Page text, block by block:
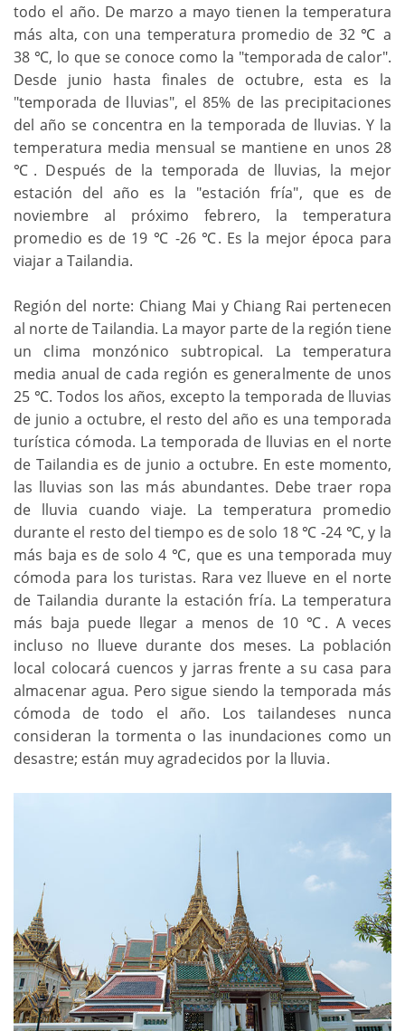
todo el año. De marzo a mayo tienen la temperatura
más alta, con una temperatura promedio de 32 ℃ a
38 ℃, lo que se conoce como la "temporada de calor".
Desde junio hasta finales de octubre, esta es la
"temporada de lluvias", el 85% de las precipitaciones
del año se concentra en la temporada de lluvias. Y la
temperatura media mensual se mantiene en unos 28
℃. Después de la temporada de lluvias, la mejor
estación del año es la "estación fría", que es de
noviembre al próximo febrero, la temperatura
promedio es de 19 ℃ -26 ℃. Es la mejor época para
viajar a Tailandia.
Región del norte: Chiang Mai y Chiang Rai pertenecen
al norte de Tailandia. La mayor parte de la región tiene
un clima monzónico subtropical. La temperatura
media anual de cada región es generalmente de unos
25 ℃. Todos los años, excepto la temporada de lluvias
de junio a octubre, el resto del año es una temporada
turística cómoda. La temporada de lluvias en el norte
de Tailandia es de junio a octubre. En este momento,
las lluvias son las más abundantes. Debe traer ropa
de lluvia cuando viaje. La temperatura promedio
durante el resto del tiempo es de solo 18 ℃ -24 ℃, y la
más baja es de solo 4 ℃, que es una temporada muy
cómoda para los turistas. Rara vez llueve en el norte
de Tailandia durante la estación fría. La temperatura
más baja puede llegar a menos de 10 ℃. A veces
incluso no llueve durante dos meses. La población
local colocará cuencos y jarras frente a su casa para
almacenar agua. Pero sigue siendo la temporada más
cómoda de todo el año. Los tailandeses nunca
consideran la tormenta o las inundaciones como un
desastre; están muy agradecidos por la lluvia.